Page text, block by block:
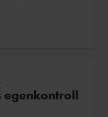
egenkontroll